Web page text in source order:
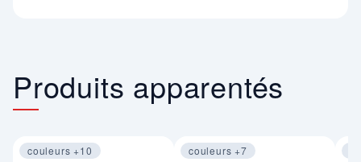
Produits apparentés
couleurs +10 couleurs +7